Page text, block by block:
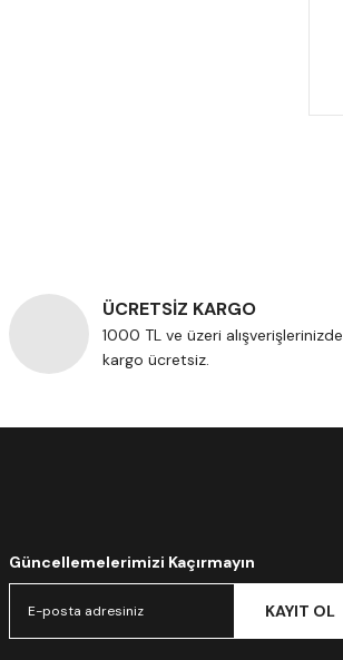
ÜCRETSİZ KARGO
1000 TL ve üzeri alışverişlerinizde
kargo ücretsiz.
Güncellemelerimizi Kaçırmayın
KAYIT OL